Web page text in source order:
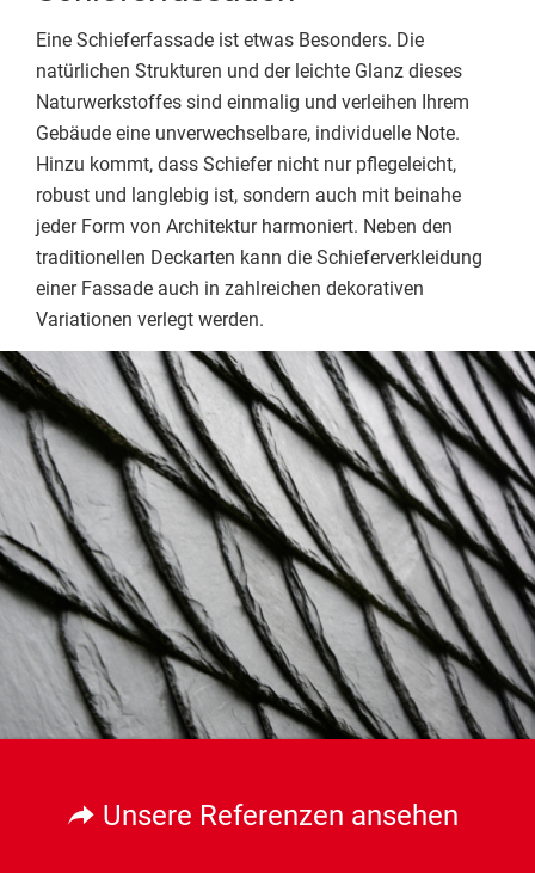
Eine Schieferfassade ist etwas Besonders. Die
natürlichen Strukturen und der leichte Glanz dieses
Naturwerkstoffes sind einmalig und verleihen Ihrem
Gebäude eine unverwechselbare, individuelle Note.
Hinzu kommt, dass Schiefer nicht nur pflegeleicht,
robust und langlebig ist, sondern auch mit beinahe
jeder Form von Architektur harmoniert. Neben den
traditionellen Deckarten kann die Schieferverkleidung
einer Fassade auch in zahlreichen dekorativen
Variationen verlegt werden.
Unsere Referenzen ansehen